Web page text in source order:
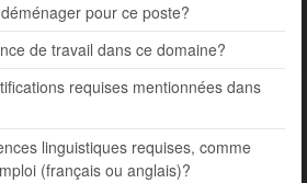
pour ce poste?
de travail dans ce domaine?
requises mentionnées dans
linguistiques requises, comme
(français ou anglais)?